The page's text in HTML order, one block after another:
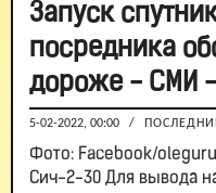
Запуск
посредника
дороже - СМИ -
5-02-2022, 00:00 /
Фото: Facebook/
Сич-2-30 Для вывода